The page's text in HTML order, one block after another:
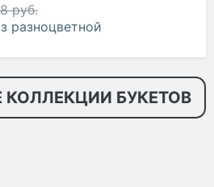
руб.
разноцветной
КОЛЛЕКЦИИ БУКЕТОВ